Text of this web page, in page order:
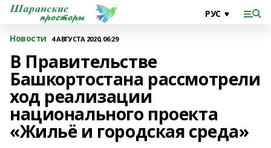
Новости 4 АВГУСТА 2020, 06:29
В Правительстве
Башкортостана рассмотрели
ход реализации
национального проекта
«Жильё и городская среда»